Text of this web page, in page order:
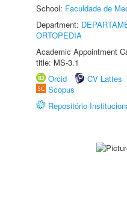
School: Faculdade de
Department:
ORTOPEDIA
Academic Appointment
title: MS-3.1
Orcid
CV Lattes
Scopus
Repositório